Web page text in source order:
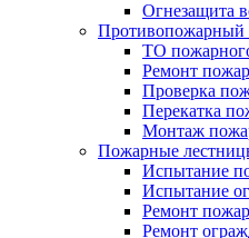
Огнезащита
Противопожарный
ТО
Ремонт
Проверка
Перекатка
Монтаж
Пожарные
Испытание
Испытание
Ремонт
Ремонт